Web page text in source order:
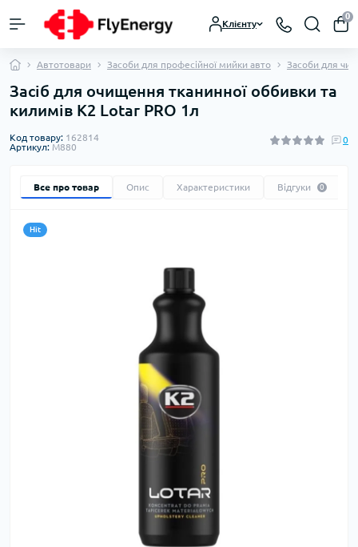
Клієнту
0
Автотовари Засоби для професійної мийки авто Засоби для
Засіб для очищення тканинної оббивки та
килимів K2 Lotar PRO 1л
Код товару: 162814
Артикул: M880
0
Все про товар Опис Характеристики Відгуки 0
Hit